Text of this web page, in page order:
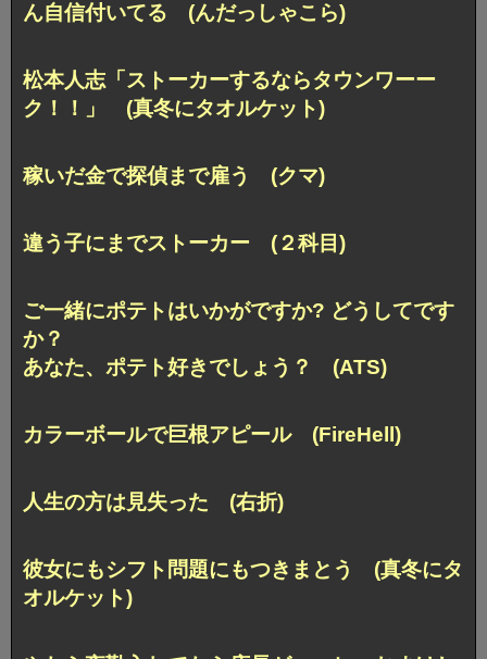
ん自信付いてる (んだっしゃこら)
松本人志「ストーカーするならタウンワーー
ク！！」 (真冬にタオルケット)
稼いだ金で探偵まで雇う (クマ)
違う子にまでストーカー (２科目)
ご一緒にポテトはいかがですか? どうしてです
か？
あなた、ポテト好きでしょう？ (ATS)
カラーボールで巨根アピール (FireHell)
人生の方は見失った (右折)
彼女にもシフト問題にもつきまとう (真冬にタ
オルケット)